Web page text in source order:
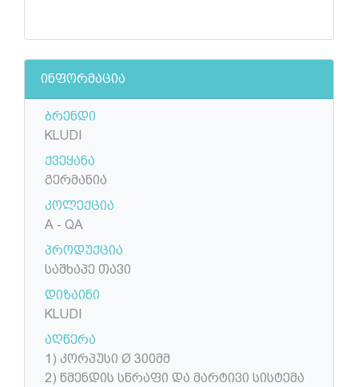
ინფორმაცია
ბრენდი
KLUDI
ქვეყანა
გერმანია
კოლექცია
A - QA
პროდუქცია
საშხაპე თავი
დიზაინი
KLUDI
აღწერა
1) კორპუსი Ø 300მმ
2) წმენდის სწრაფი და მარტივი სისტემა